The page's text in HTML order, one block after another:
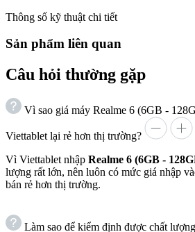
Thông số kỹ thuật chi tiết
Sản phẩm liên quan
Câu hỏi thường gặp
Vì sao giá máy Realme 6 (6GB -
Viettablet lại rẻ hơn thị trường?
Vì Viettablet nhập Realme 6 (6GB -
lượng rất lớn, nên luôn có mức giá nhập
bán rẻ hơn thị trường.
Làm sao để kiểm định được chất